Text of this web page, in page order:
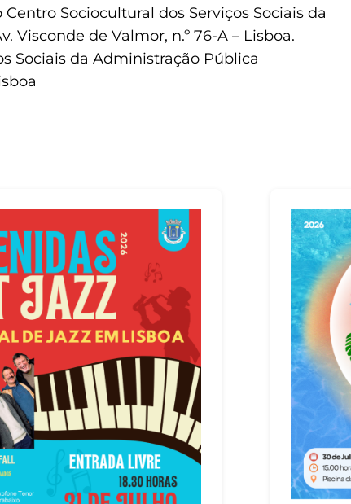
Sociocultural dos Serviços Sociais da
Visconde de Valmor, n.º 76-A – Lisboa.
Sociais da Administração Pública